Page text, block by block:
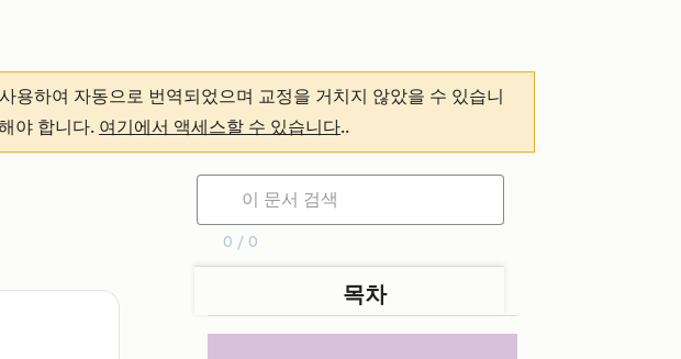
용하여 자동으로 번역되었으며 교정을 거치지 않았을 수 있습니
야 합니다. 여기에서 액세스할 수 있습니다..
0 / 0
목차